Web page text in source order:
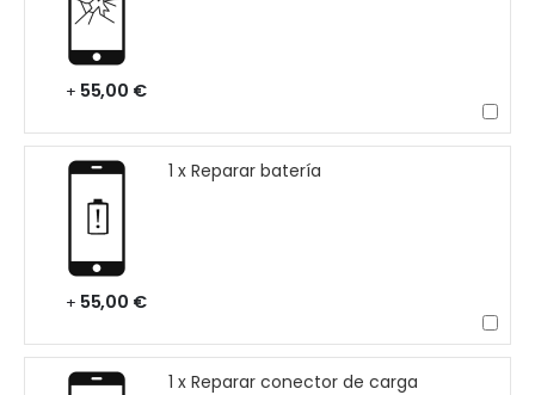
+ 55,00 €
1 x Reparar batería
+ 55,00 €
1 x Reparar conector de carga